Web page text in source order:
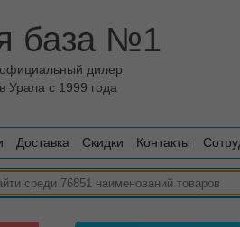
база №1
дилер
Урала с 1999 года
Доставка Скидки Контакты